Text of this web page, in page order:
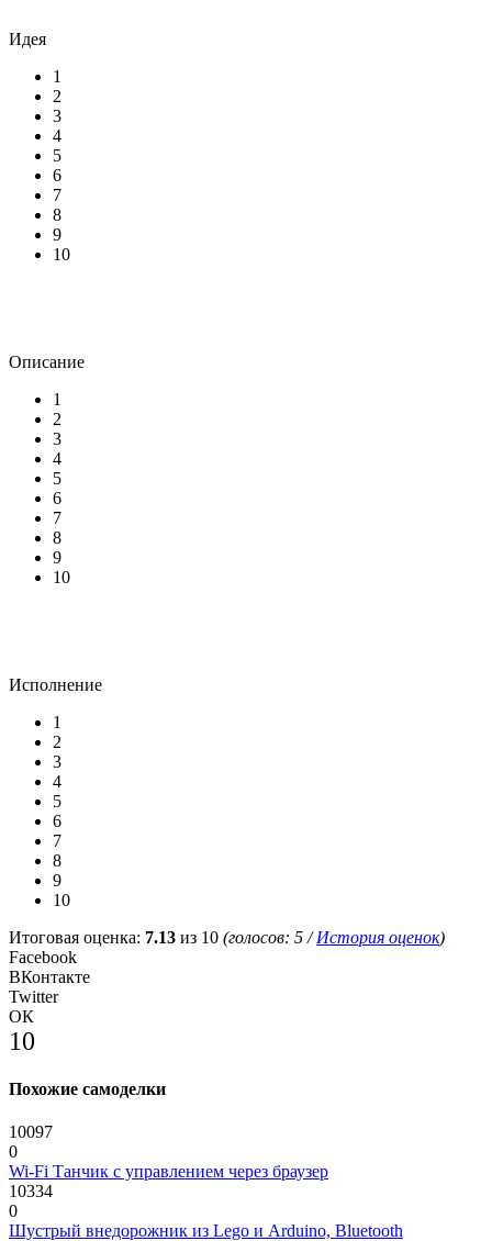
Идея
1
2
3
4
5
6
7
8
9
10
Описание
1
2
3
4
5
6
7
8
9
10
Исполнение
1
2
3
4
5
6
7
8
9
10
Итоговая оценка: 7.13 из 10 (голосов: 5 /История оценок)
Facebook
ВКонтакте
Twitter
ОК
10
Похожие самоделки
10097
0
Wi-Fi Танчик с управлением через браузер
10334
0
Шустрый внедорожник из Lego и Arduino, Bluetooth